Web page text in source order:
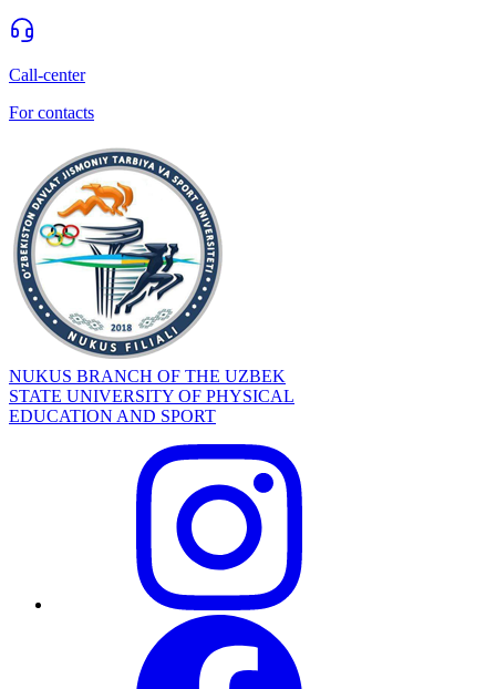
Call-center
For contacts
NUKUS BRANCH OF THE UZBEK
STATE UNIVERSITY OF PHYSICAL
EDUCATION AND SPORT